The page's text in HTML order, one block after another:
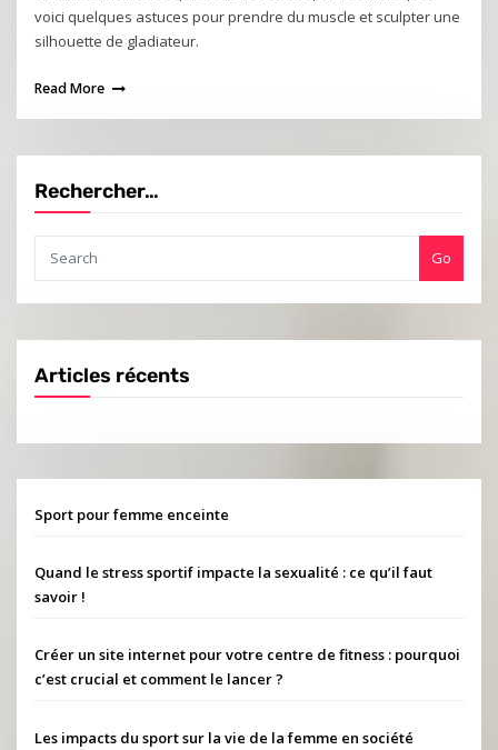
voici quelques astuces pour prendre du muscle et sculpter une
silhouette de gladiateur.
Read More
Rechercher…
Go
Articles récents
Sport pour femme enceinte
Quand le stress sportif impacte la sexualité : ce qu’il faut
savoir !
Créer un site internet pour votre centre de fitness : pourquoi
c’est crucial et comment le lancer ?
Les impacts du sport sur la vie de la femme en société